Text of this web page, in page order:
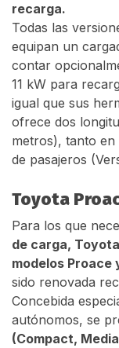
recarga.
Todas las
equipan un
contar
11 kW para
igual que sus
ofrece dos
metros), tanto
de pasajeros
Toyota
Para los que
de carga,
modelos Proace
sido renovada
Concebida
autónomos, se
(Compact,